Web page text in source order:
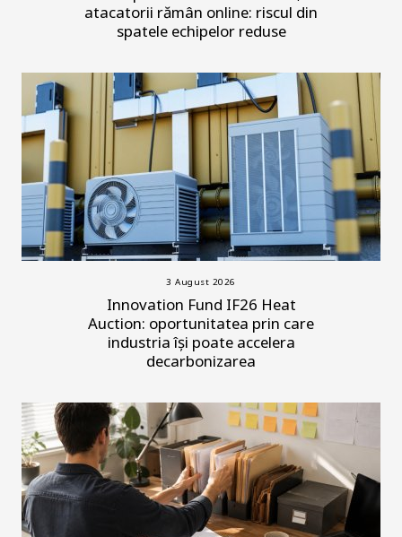
atacatorii rămân online: riscul din
spatele echipelor reduse
3 August 2026
Innovation Fund IF26 Heat
Auction: oportunitatea prin care
industria își poate accelera
decarbonizarea